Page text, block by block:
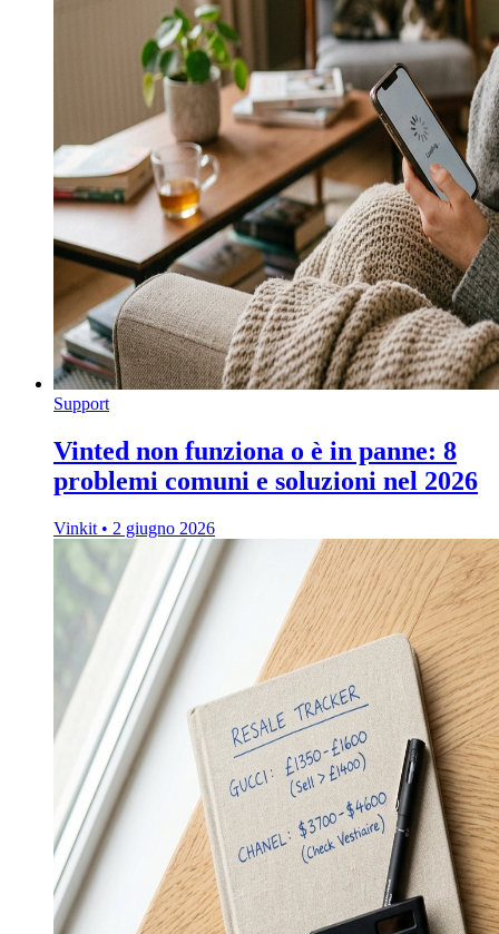
Support
Vinted non funziona o è in panne: 8
problemi comuni e soluzioni nel 2026
Vinkit • 2 giugno 2026